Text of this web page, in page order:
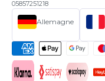
05857251218
Allemagne